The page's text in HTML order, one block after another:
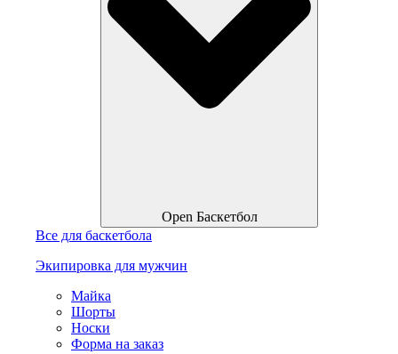
Open Баскетбол
Все для баскетбола
Экипировка для мужчин
Майка
Шорты
Носки
Форма на заказ